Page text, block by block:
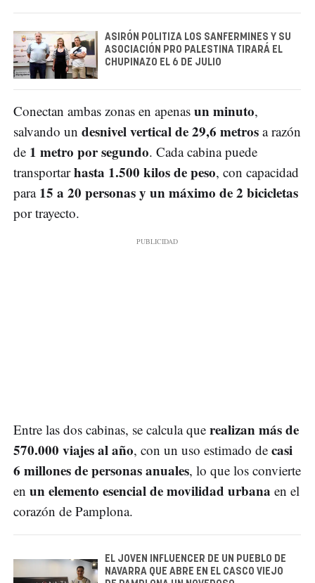
ASIRÓN POLITIZA LOS SANFERMINES Y SU
ASOCIACIÓN PRO PALESTINA TIRARÁ EL
CHUPINAZO EL 6 DE JULIO
Conectan ambas zonas en apenas un minuto,
salvando un desnivel vertical de 29,6 metros a razón
de 1 metro por segundo. Cada cabina puede
transportarhasta 1.500 kilos de peso, con capacidad
para 15 a 20 personas y un máximo de 2 bicicletas
por trayecto.
Entre las dos cabinas, se calcula que realizan más de
570.000 viajes al año, con un uso estimado de casi
6 millones de personas anuales, lo que los convierte
en un elemento esencial de movilidad urbana en el
corazón de Pamplona.
EL JOVEN INFLUENCER DE UN PUEBLO DE
NAVARRA QUE ABRE EN EL CASCO VIEJO